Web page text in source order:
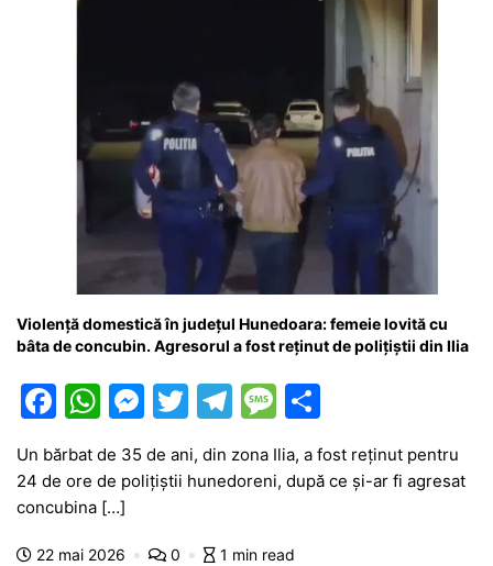
Violență domestică în județul Hunedoara: femeie lovită cu
bâta de concubin. Agresorul a fost reținut de polițiștii din Ilia
F
c
e
b
W
at
s
A
M
s
e
T
w
itt
T
e
a
M
e
s
a
ar
ta
Un bărbat de 35 de ani, din zona Ilia, a fost reținut pentru
24 de ore de polițiștii hunedoreni, după ce și-ar fi agresat
concubina […]
22 mai 2026 0 1 min read